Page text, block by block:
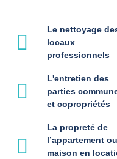
Le nettoyage
locaux
professionnels
L'entretien des
parties
et copropriétés
La propreté de
l’appartement ou
maison en